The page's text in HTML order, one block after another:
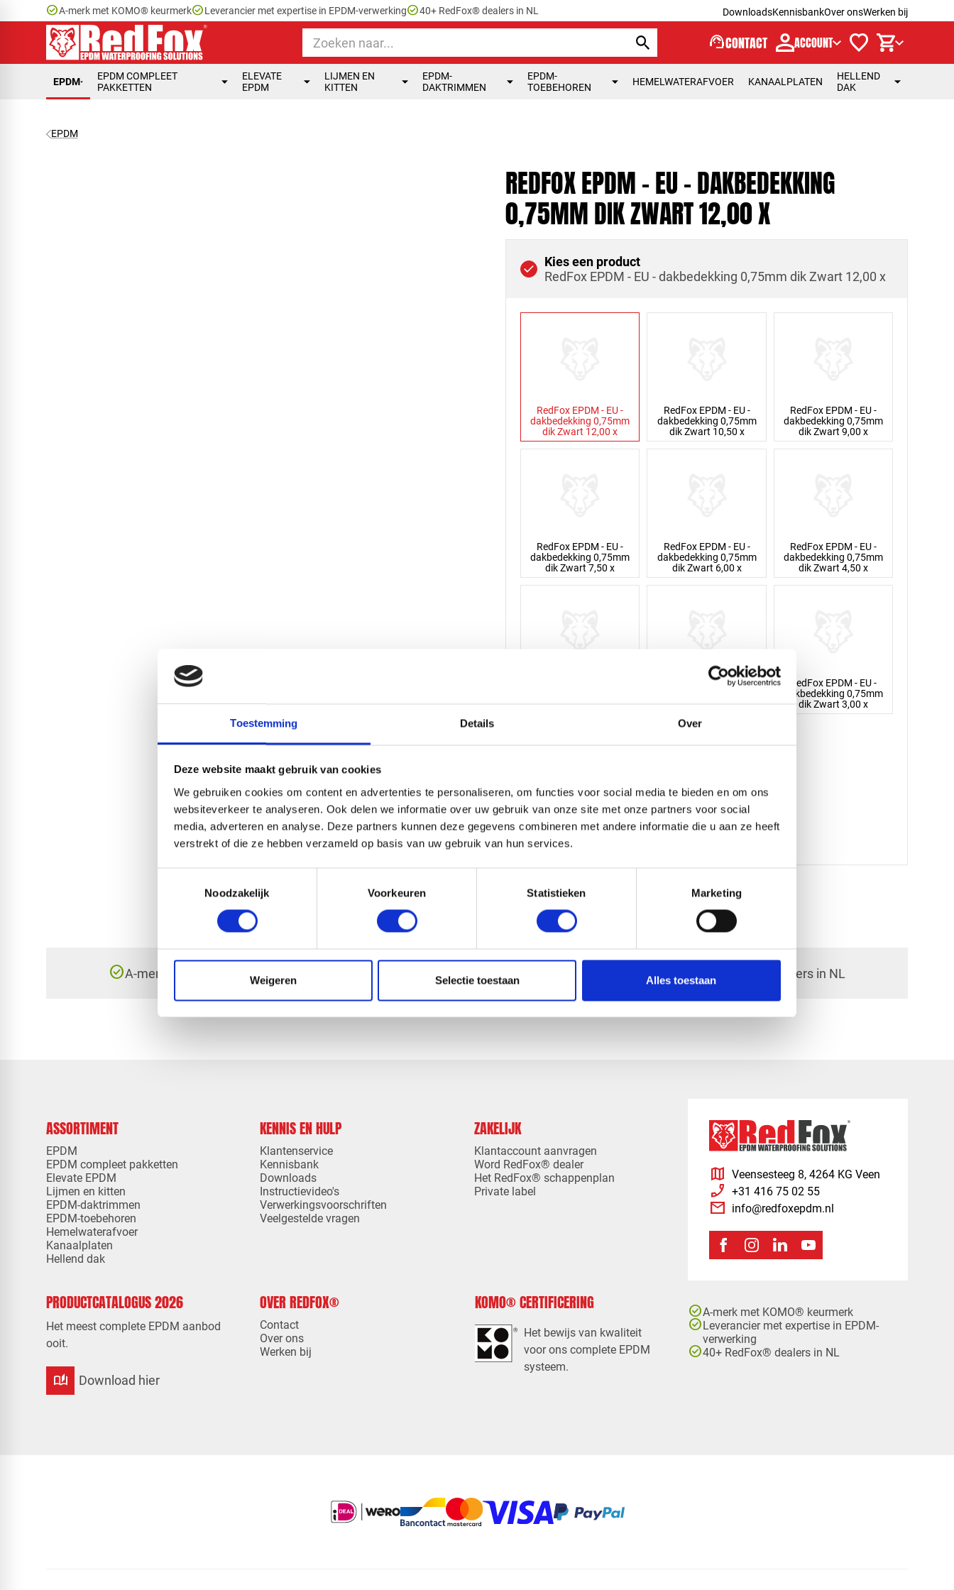
Toestemming Details Over
Deze website maakt gebruik van cookies
We gebruiken cookies om content en advertenties te personaliseren, om functies voor social media te bieden en om ons
websiteverkeer te analyseren. Ook delen we informatie over uw gebruik van onze site met onze partners voor social
media, adverteren en analyse. Deze partners kunnen deze gegevens combineren met andere informatie die u aan ze heeft
verstrekt of die ze hebben verzameld op basis van uw gebruik van hun services.
Noodzakelijk
Voorkeuren Statistieken Marketing
Weigeren Selectie toestaan Alles toestaan
check_circleA-merk met KOMO® keurmerkcheck_circleLeverancier met expertise in EPDM-verwerkingcheck_circle40+ RedFox® dealers in NL DownloadsKennisbankOver onsWerken bij
support_agentCONTACT ACCOUNT
EPDM
EPDM COMPLEET
PAKKETTEN
ELEVATE
EPDM
LIJMEN EN
KITTEN
EPDM-
DAKTRIMMEN
EPDM-
TOEBEHOREN
HEMELWATERAFVOER KANAALPLATEN
HELLEND
DAK
EPDM
REDFOX EPDM - EU - DAKBEDEKKING
0,75MM DIK ZWART 12,00 X
Kies een product
RedFox EPDM - EU - dakbedekking 0,75mm dik Zwart 12,00 x
RedFox EPDM - EU -
dakbedekking 0,75mm
dik Zwart 12,00 x
RedFox EPDM - EU -
dakbedekking 0,75mm
dik Zwart 10,50 x
RedFox EPDM - EU -
dakbedekking 0,75mm
dik Zwart 9,00 x
RedFox EPDM - EU -
dakbedekking 0,75mm
dik Zwart 7,50 x
RedFox EPDM - EU -
dakbedekking 0,75mm
dik Zwart 6,00 x
RedFox EPDM - EU -
dakbedekking 0,75mm
dik Zwart 4,50 x
dik Zwart 4,00 x
RedFox EPDM - EU -
dik Zwart 3,75 x
RedFox EPDM - EU -
dakbedekking 0,75mm
dik Zwart 3,00 x
RedFox EPDM - EU -
dakbedekking 0,75mm
dik Zwart 1,50 x
check_circleA-merk met KOMO® keurmerk Leverancier met expertise in EPDM-verwerking check_circle 40+ RedFox® dealers in NL
ASSORTIMENT
EPDM
EPDM compleet pakketten
Elevate EPDM
Lijmen en kitten
EPDM-daktrimmen
EPDM-toebehoren
Hemelwaterafvoer
Kanaalplaten
Hellend dak
KENNIS EN HULP
Klantenservice
Kennisbank
Downloads
Instructievideo's
Verwerkingsvoorschriften
Veelgestelde vragen
ZAKELIJK
Klantaccount aanvragen
Word RedFox® dealer
Het RedFox® schappenplan
Private label
PRODUCTCATALOGUS 2026
Het meest complete EPDM aanbod
ooit.
auto_stories Download hier
OVER REDFOX®
Contact
Over ons
Werken bij
KOMO® CERTIFICERING
Het bewijs van kwaliteit
voor ons complete EPDM
systeem.
map Veensesteeg 8, 4264 KG Veen
phone_enabled +31 416 75 02 55
mail info@redfoxepdm.nl
check_circleA-merk met KOMO® keurmerk
check_circleLeverancier met expertise in EPDM-
verwerking
check_circle40+ RedFox® dealers in NL